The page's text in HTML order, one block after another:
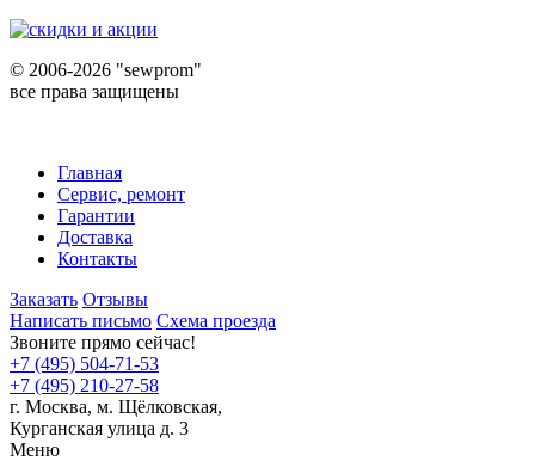
© 2006-2026 "sewprom"
все права защищены
Главная
Сервис, ремонт
Гарантии
Доставка
Контакты
Заказать Отзывы
Написать письмо Схема проезда
Звоните прямо сейчас!
+7 (495) 504-71-53
+7 (495) 210-27-58
г. Москва, м. Щёлковская,
Курганская улица д. 3
Меню